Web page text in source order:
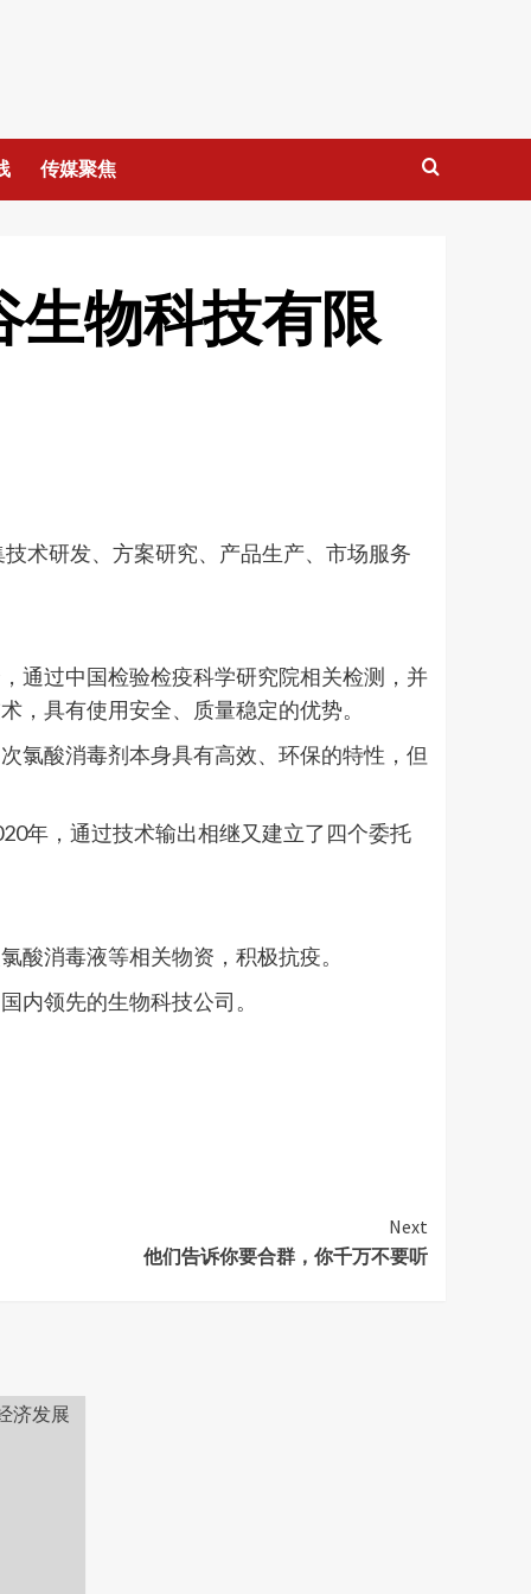
传媒聚焦
物科技有限
术研发、方案研究、产品生产、市场服务
通过中国检验检疫科学研究院相关检测，并
，具有使用安全、质量稳定的优势。
氯酸消毒剂本身具有高效、环保的特性，但
年，通过技术输出相继又建立了四个委托
酸消毒液等相关物资，积极抗疫。
内领先的生物科技公司。
Next
他们告诉你要合群，你千万不要听